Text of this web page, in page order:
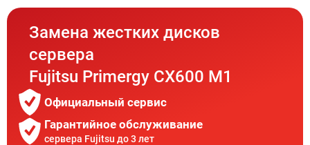
Замена жестких дисков
сервера
Fujitsu Primergy CX600 M1
Официальный сервис
Гарантийное обслуживание
сервера Fujitsu до 3 лет